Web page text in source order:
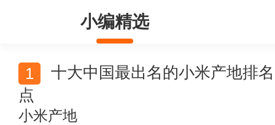
小编精选
点
小米产地